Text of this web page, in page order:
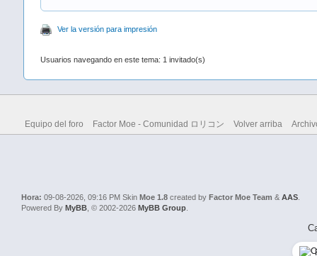
Ver la versión para impresión
Usuarios navegando en este tema: 1 invitado(s)
Equipo del foro Factor Moe - Comunidad ロリコン Volver arriba
Hora: 09-08-2026, 09:16 PMSkin Moe 1.8 created by Factor Moe Team &AAS
Powered By MyBB , © 2002-2026 MyBB Group